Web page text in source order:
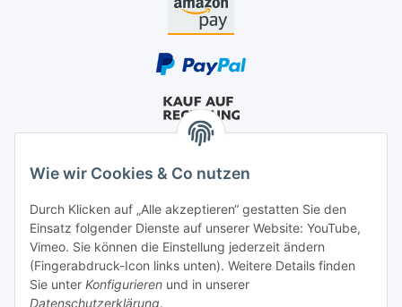
Wie wir Cookies & Co nutzen
Durch Klicken auf „Alle akzeptieren“ gestatten Sie den
Einsatz folgender Dienste auf unserer Website: YouTube,
Vimeo. Sie können die Einstellung jederzeit ändern
(Fingerabdruck-Icon links unten). Weitere Details finden
Sie unter Konfigurieren und in unserer
Datenschutzerklärung.